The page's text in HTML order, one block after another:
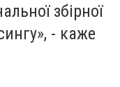
збірної
- каже